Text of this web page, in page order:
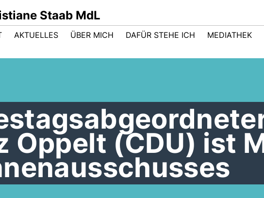
Staab MdL
AKTUELLES ÜBER MICH DAFÜR STEHE ICH MEDIATHEK
Oppelt (CDU) ist